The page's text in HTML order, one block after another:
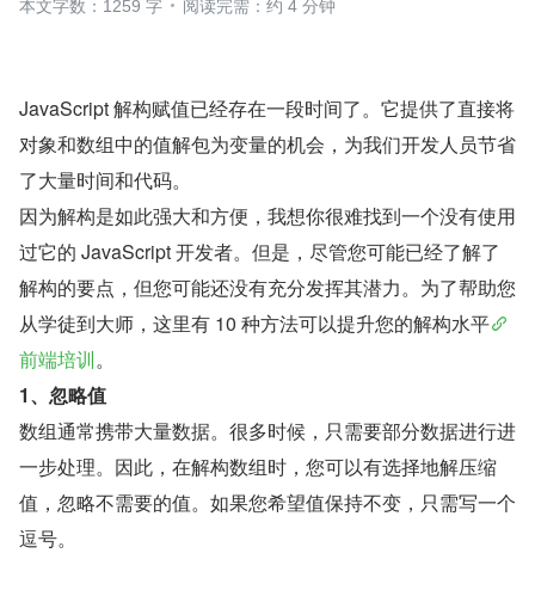
本文字数：1259 字
阅读完需：约 4 分钟
JavaScript 解构赋值已经存在一段时间了。它提供了直接将
对象和数组中的值解包为变量的机会，为我们开发人员节省
了大量时间和代码。
因为解构是如此强大和方便，我想你很难找到一个没有使用
过它的 JavaScript 开发者。但是，尽管您可能已经了解了
解构的要点，但您可能还没有充分发挥其潜力。为了帮助您
从学徒到大师，这里有 10 种方法可以提升您的解构水平
前端培训。
1、忽略值
数组通常携带大量数据。很多时候，只需要部分数据进行进
一步处理。因此，在解构数组时，您可以有选择地解压缩
值，忽略不需要的值。如果您希望值保持不变，只需写一个
逗号。